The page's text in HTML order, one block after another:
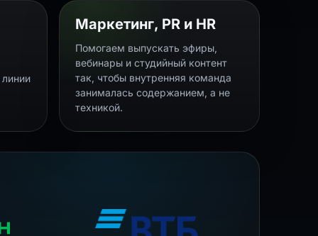
Маркетинг, PR и HR
Помогаем выпускать эфиры,
вебинары и студийный контент
так, чтобы внутренняя команда
занималась содержанием, а не
техникой.